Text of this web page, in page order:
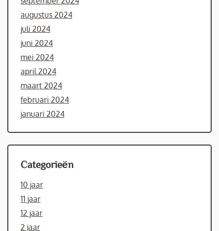
augustus 2024
juli 2024
juni 2024
mei 2024
april 2024
maart 2024
februari 2024
januari 2024
Categorieën
10 jaar
11 jaar
12 jaar
2 jaar